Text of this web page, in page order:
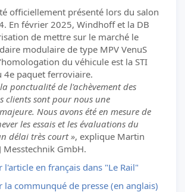
officiellement présenté lors du salon
En février 2025, Windhoff et la DB
de mettre sur le marché le
modulaire de type MPV VenuS
du véhicule est la STI
4e paquet ferroviaire.
ponctualité de l'achèvement des
clients sont pour nous une
Nous avons été en mesure de
les essais et les évaluations du
délai très court », explique Martin
Messtechnik GmbH.
l'article en français dans "Le Rail"
la communqué de presse (en anglais)